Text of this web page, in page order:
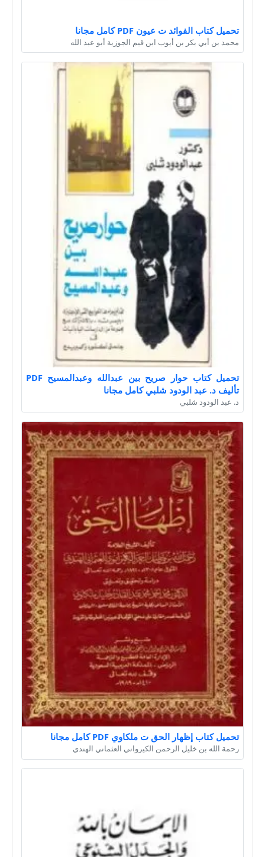
تحميل كتاب الفوائد ت عيون PDF كامل مجانا
محمد بن أبي بكر بن أيوب ابن قيم الجوزية أبو عبد الله
تحميل كتاب حوار صريح بين عبدالله وعبدالمسيح PDF
تأليف د. عبد الودود شلبي كامل مجانا
د. عبد الودود شلبي
تحميل كتاب إظهار الحق ت ملكاوي PDF كامل مجانا
رحمة الله بن خليل الرحمن الكيرواني العثماني الهندي